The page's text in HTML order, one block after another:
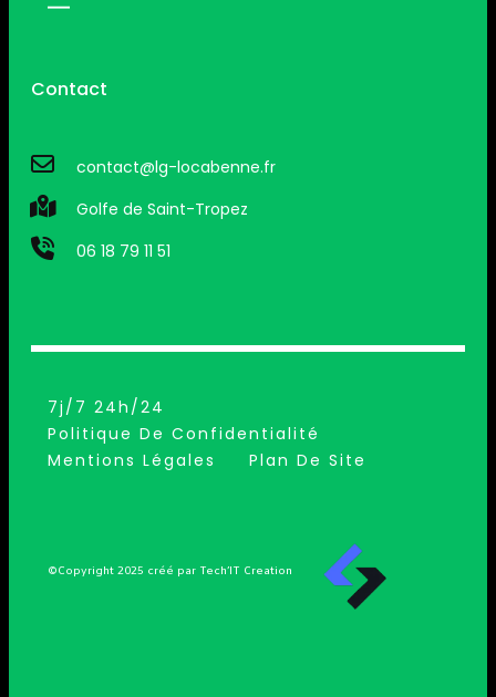
Contact
contact@lg-locabenne.fr
Golfe de Saint-Tropez
06 18 79 11 51
7j/7 24h/24
Politique De Confidentialité
Mentions Légales
Plan De Site
©Copyright 2025 créé par Tech’IT Creation